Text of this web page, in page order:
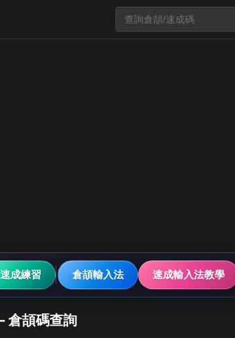
速成練習 倉頡輸入法 速成輸入法教學
倉頡碼查詢